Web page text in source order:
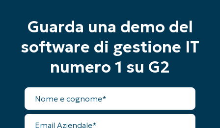
Guarda una demo del
software di gestione IT
numero 1 su G2
Nome
completo
Email
Aziendale
Inizia la tua prova di 14 giorni
Nessuna carta di credito richiesta, accesso
completo a tutte le funzionalità